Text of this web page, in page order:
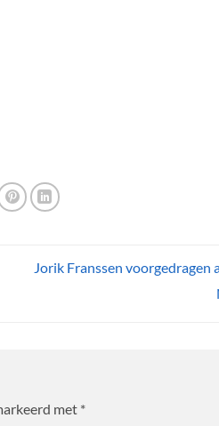
Jorik Franssen
met *